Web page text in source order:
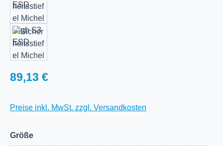
Regulärer Preis:
89,13 €
Preise inkl. MwSt. zzgl. Versandkosten
Größeauswählen